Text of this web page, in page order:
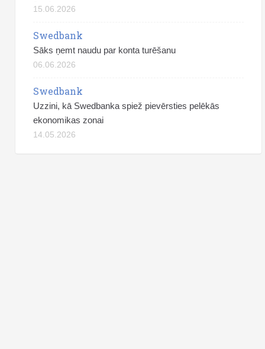
15.06.2026
Swedbank
Sāks ņemt naudu par konta turēšanu
06.06.2026
Swedbank
Uzzini, kā Swedbanka spiež pievērsties pelēkās
ekonomikas zonai
14.05.2026